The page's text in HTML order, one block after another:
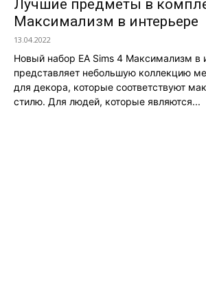
Лучшие предметы в
Максимализм в интерьере
13.04.2022
Новый набор EA Sims 4 Максимализм в
представляет небольшую коллекцию
для декора, которые соответствуют
стилю. Для людей, которые являются...